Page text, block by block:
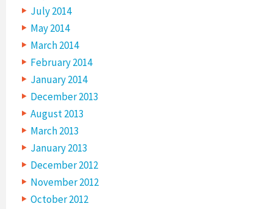
July 2014
May 2014
March 2014
February 2014
January 2014
December 2013
August 2013
March 2013
January 2013
December 2012
November 2012
October 2012